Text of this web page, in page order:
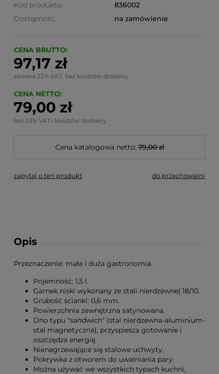
Kod produktu:
836002
Dostępność:
na zamówienie
CENA BRUTTO:
97,17 zł
zawiera 23% VAT, bez kosztów dostawy
CENA NETTO:
79,00 zł
bez 23% VAT i kosztów dostawy
Cena katalogowa netto: 79,00 zł
zapytaj o ten produkt do przechowalni
Opis
Przeznaczenie: mała i duża gastronomia.
Pojemność: 1,5 l.
Garnek niski wykonany ze stali nierdzewnej 18/10.
Grubość ścianki: 0,6 mm.
Powierzchnia zewnętrzna satynowana.
Dno typu "sandwich" (stal nierdzewna-aluminium-
stal magnetyczna), przyspiesza gotowanie i
oszczędza energię.
Nienagrzewające się stalowe uchwyty.
Pokrywka z otworem do uwalniania pary.
Można używać we wszystkich typach kuchni,